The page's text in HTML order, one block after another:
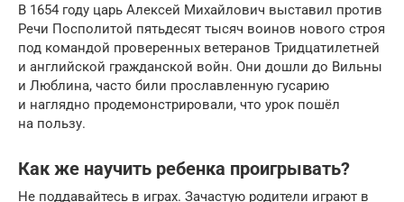
В 1654 году царь Алексей Михайлович выставил против
Речи Посполитой пятьдесят тысяч воинов нового строя
под командой проверенных ветеранов Тридцатилетней
и английской гражданской войн. Они дошли до Вильны
и Люблина, часто били прославленную гусарию
и наглядно продемонстрировали, что урок пошёл
на пользу.
Как же научить ребенка проигрывать?
Не поддавайтесь в играх. Зачастую родители играют в